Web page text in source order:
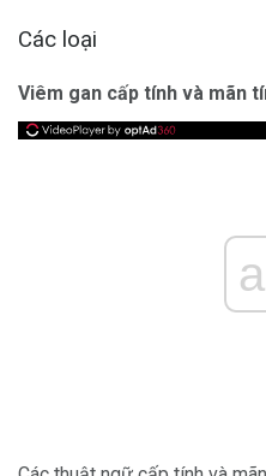
Các loại
Viêm gan cấp tính và mãn